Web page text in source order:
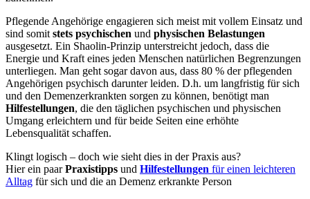
Pflegende Angehörige engagieren sich meist mit vollem Einsatz und
sind somit stets psychischen und physischen Belastungen
ausgesetzt. Ein Shaolin-Prinzip unterstreicht jedoch, dass die
Energie und Kraft eines jeden Menschen natürlichen Begrenzungen
unterliegen. Man geht sogar davon aus, dass 80 % der pflegenden
Angehörigen psychisch darunter leiden. D.h. um langfristig für sich
und den Demenzerkrankten sorgen zu können, benötigt man
Hilfestellungen, die den täglichen psychischen und physischen
Umgang erleichtern und für beide Seiten eine erhöhte
Lebensqualität schaffen.
Klingt logisch – doch wie sieht dies in der Praxis aus?
Hier ein paarPraxistipps und Hilfestellungen für einen leichteren
Alltag für sich und die an Demenz erkrankte Person